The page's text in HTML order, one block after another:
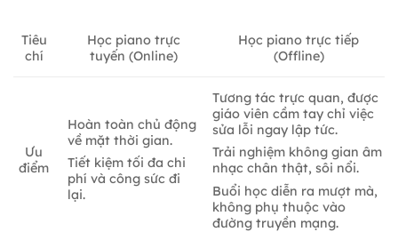
Tiêu
chí
Học piano trực
tuyến (Online)
Học piano trực tiếp
(Offline)
Ưu
điểm
Hoàn toàn chủ động
về mặt thời gian.
Tiết kiệm tối đa chi
phí và công sức đi
lại.
Tương tác trực quan, được
giáo viên cầm tay chỉ việc
sửa lỗi ngay lập tức.
Trải nghiệm không gian âm
nhạc chân thật, sôi nổi.
Buổi học diễn ra mượt mà,
không phụ thuộc vào
đường truyền mạng.